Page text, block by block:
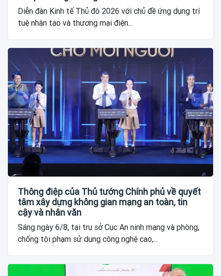
Diễn đàn Kinh tế Thủ đô 2026 với chủ đề ứng dụng trí
tuệ nhân tạo và thương mại điện...
Thông điệp của Thủ tướng Chính phủ về quyết
tâm xây dựng không gian mạng an toàn, tin
cậy và nhân văn
Sáng ngày 6/8, tại trụ sở Cục An ninh mạng và phòng,
chống tội phạm sử dụng công nghệ cao,...